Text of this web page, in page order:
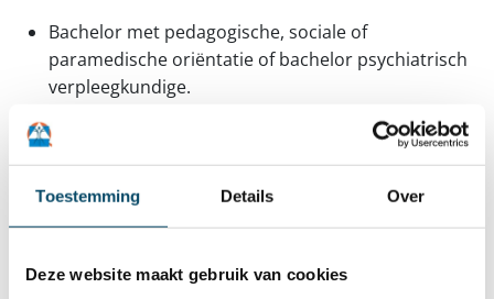
Toestemming Details Over
Deze website maakt gebruik van cookies
Bachelor met pedagogische, sociale of
paramedische oriëntatie of bachelor psychiatrisch
verpleegkundige.
Je bent een enthousiaste en gedreven collega die
zelfstandig kan werken.
Je bezit agogische kennis en hebt bij voorkeur
ervaring in het begeleiden van volwassenen met
een beperking.
over een groot inlevingsvermogen en sterke